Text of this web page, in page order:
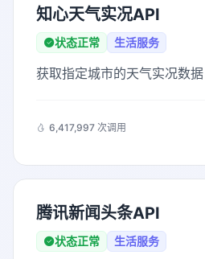
知心天气实况API
状态正常 生活服务
获取指定城市的天气实况数据
6,417,997 次调用
腾讯新闻头条API
状态正常 生活服务